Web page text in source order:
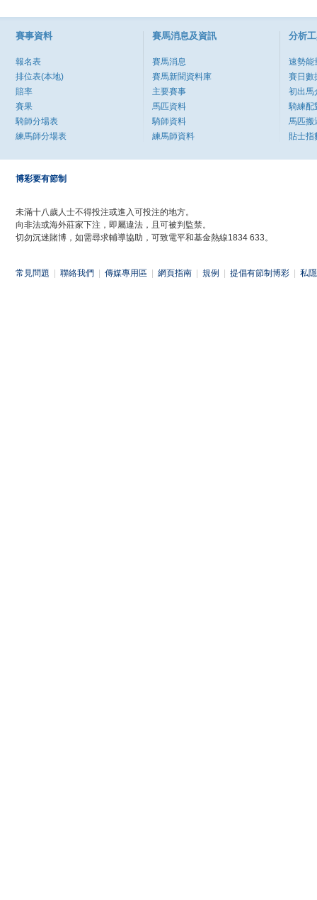
賽事資料
報名表
排位表(本地)
賠率
賽果
騎師分場表
練馬師分場表
賽馬消息及資訊
賽馬消息
賽馬新聞資料庫
主要賽事
馬匹資料
騎師資料
練馬師資料
分析
速勢能
賽日數
初出馬
騎練配
馬匹搬
貼士指
博彩要有節制
未滿十八歲人士不得投注或進入可投注的地方。
向非法或海外莊家下注，即屬違法，且可被判監禁。
切勿沉迷賭博，如需尋求輔導協助，可致電平和基金熱線1834 633。
常見問題 聯絡我們 傳媒專用區 網頁指南 規例 提倡有節制博彩 私